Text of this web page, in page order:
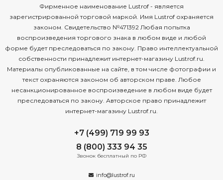
Фирменное наименование Lustrof - является
зарегистрированной торговой маркой. Имя Lustrof охраняется
законом. Свидетельство №471392 Любая попытка
воспроизведения торгового знака в любом виде и любой
форме будет преследоваться по закону. Право интеллектуальной
собственности принадлежит интернет-магазину Lustrof.ru.
Материалы опубликованные на сайте, в том числе фотографии и
текст охраняются законом об авторском праве. Любое
несанкционированное воспроизведение в любом виде будет
преследоваться по закону. Авторское право принадлежит
интернет-магазину Lustrof.ru.
+7 (499) 719 99 93
8 (800) 333 94 35
Звонок бесплатный по РФ
info@lustrof.ru